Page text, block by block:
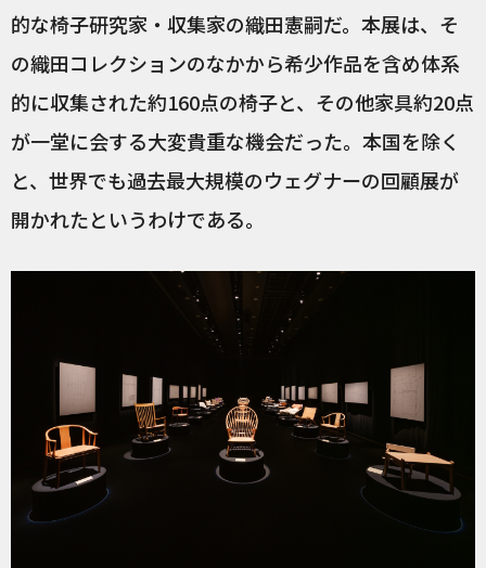
的な椅子研究家・収集家の織田憲嗣だ。本展は、そ
の織田コレクションのなかから希少作品を含め体系
的に収集された約160点の椅子と、その他家具約20点
が一堂に会する大変貴重な機会だった。本国を除く
と、世界でも過去最大規模のウェグナーの回顧展が
開かれたというわけである。